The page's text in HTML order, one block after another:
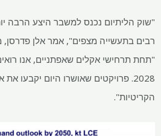
"שוק הליתיום נכנס למשבר היצע הרבה
"תחת תרחישי אקלים שאפתניים, אנו
הקריטיות".